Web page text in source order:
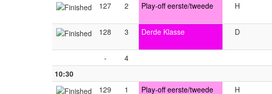
127
2 Play-off eerste/tweede H
128
3 Derde Klasse D
-
4
10:30
129
1 Play-off eerste/tweede H